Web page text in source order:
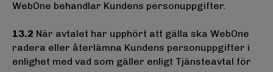
WebOne behandlar Kundens personuppgifter.
13.2 När avtalet har upphört att gälla ska WebOne
radera eller återlämna Kundens personuppgifter i
enlighet med vad som gäller enligt Tjänsteavtal för